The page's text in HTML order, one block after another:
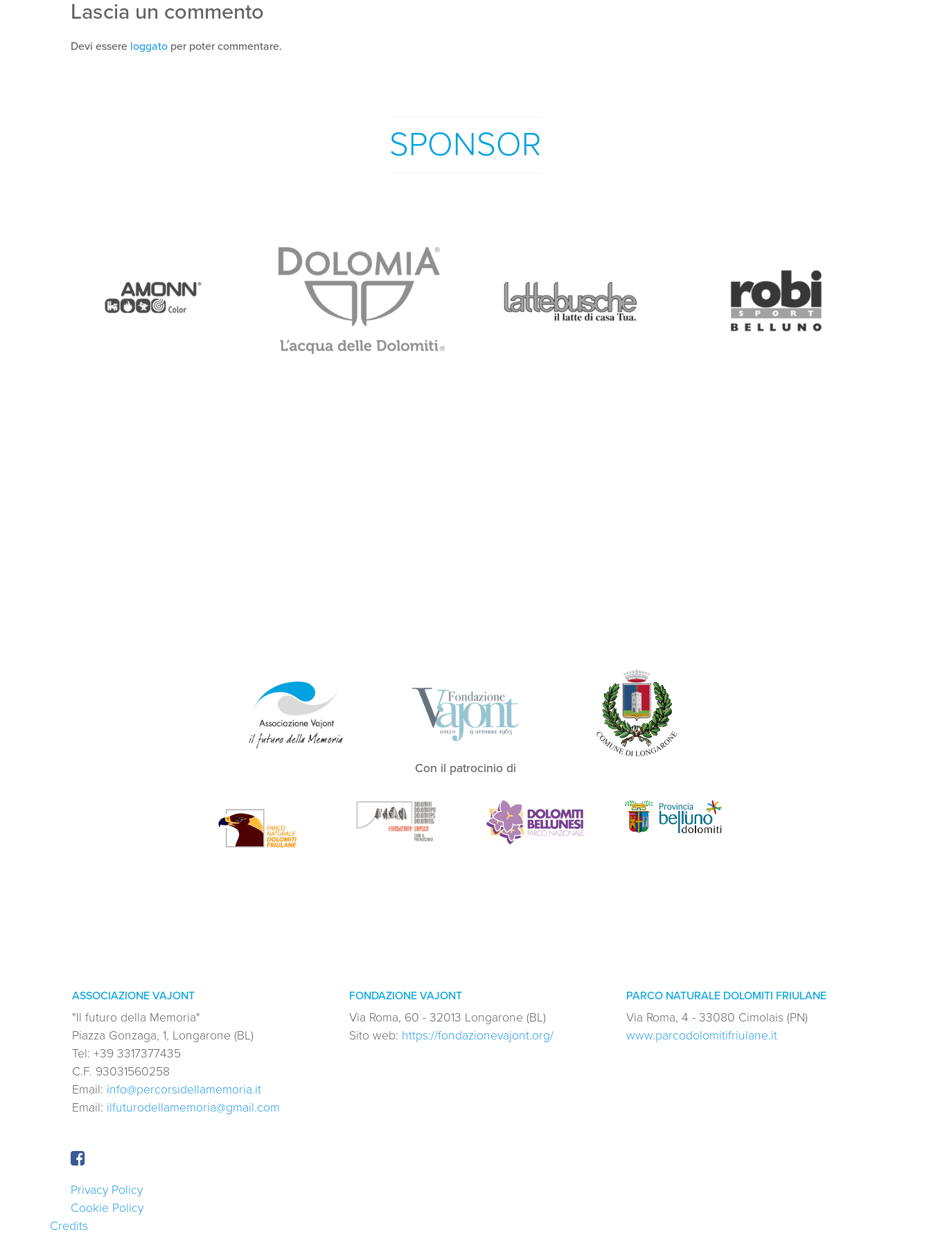
Lascia un commento
Devi essere loggato per poter commentare.
SPONSOR
Con il patrocinio di
ASSOCIAZIONE VAJONT
"Il futuro della Memoria"
Piazza Gonzaga, 1, Longarone (BL)
Tel: +39 3317377435
C.F. 93031560258
Email: info@percorsidellamemoria.it
Email: ilfuturodellamemoria@gmail.com
FONDAZIONE VAJONT
Via Roma, 60 - 32013 Longarone (BL)
Sito web: https://fondazionevajont.org/
PARCO NATURALE DOLOMITI FRIULANE
Via Roma, 4 - 33080 Cimolais (PN)
www.parcodolomitifriulane.it
Privacy Policy
Cookie Policy
Credits